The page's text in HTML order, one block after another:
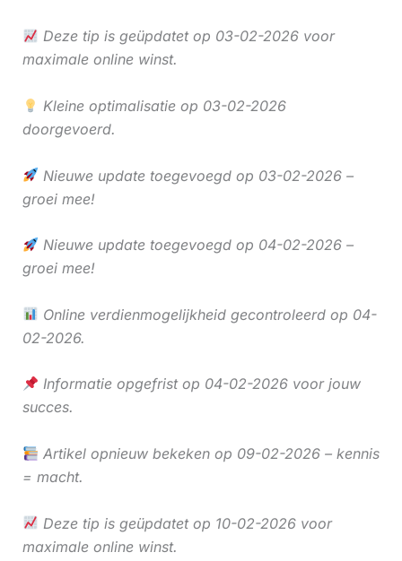
Deze tip is geüpdatet op 03-02-2026 voor
maximale online winst.
Kleine optimalisatie op 03-02-2026
doorgevoerd.
Nieuwe update toegevoegd op 03-02-2026 –
groei mee!
Nieuwe update toegevoegd op 04-02-2026 –
groei mee!
Online verdienmogelijkheid gecontroleerd op 04-
02-2026.
Informatie opgefrist op 04-02-2026 voor jouw
succes.
Artikel opnieuw bekeken op 09-02-2026 – kennis
= macht.
Deze tip is geüpdatet op 10-02-2026 voor
maximale online winst.